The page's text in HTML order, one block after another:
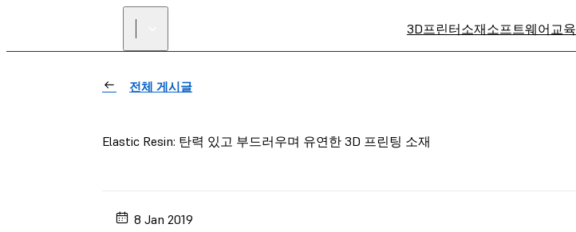
3D프린터소재소프트웨어교육
전체 게시글
Elastic Resin: 탄력 있고 부드러우며 유연한 3D 프린팅 소재
8 Jan 2019